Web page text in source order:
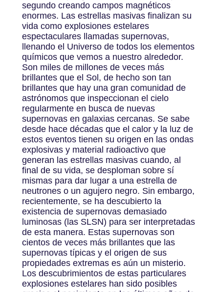
segundo creando campos magnéticos
enormes. Las estrellas masivas finalizan su
vida como explosiones estelares
espectaculares llamadas supernovas,
llenando el Universo de todos los elementos
químicos que vemos a nuestro alrededor.
Son miles de millones de veces más
brillantes que el Sol, de hecho son tan
brillantes que hay una gran comunidad de
astrónomos que inspeccionan el cielo
regularmente en busca de nuevas
supernovas en galaxias cercanas. Se sabe
desde hace décadas que el calor y la luz de
estos eventos tienen su origen en las ondas
explosivas y material radioactivo que
generan las estrellas masivas cuando, al
final de su vida, se desploman sobre sí
mismas para dar lugar a una estrella de
neutrones o un agujero negro. Sin embargo,
recientemente, se ha descubierto la
existencia de supernovas demasiado
luminosas (las SLSN) para ser interpretadas
de esta manera. Estas supernovas son
cientos de veces más brillantes que las
supernovas típicas y el origen de sus
propiedades extremas es aún un misterio.
Los descubrimientos de estas particulares
explosiones estelares han sido posibles